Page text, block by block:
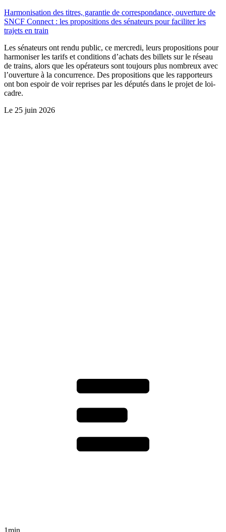
Harmonisation des titres, garantie de correspondance, ouverture de
SNCF Connect : les propositions des sénateurs pour faciliter les
trajets en train
Les sénateurs ont rendu public, ce mercredi, leurs propositions pour
harmoniser les tarifs et conditions d’achats des billets sur le réseau
de trains, alors que les opérateurs sont toujours plus nombreux avec
l’ouverture à la concurrence. Des propositions que les rapporteurs
ont bon espoir de voir reprises par les députés dans le projet de loi-
cadre.
Le 25 juin 2026
1min